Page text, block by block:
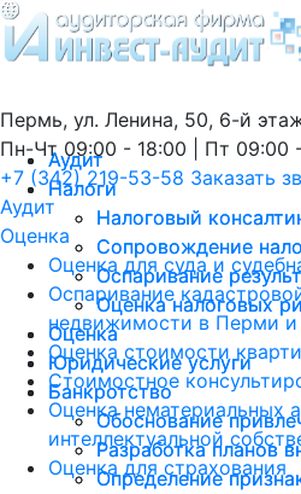
Пермь, ул. Ленина, 50, 6-й
Пн-Чт 09:00 - 18:00 | Пт 09:00
+7 (342) 219-53-58 Заказать
Аудит
Оценка
Оценка для суда и
Оспаривание
недвижимости в Перми
Оценка стоимости
Стоимостное
Оценка нематериальных
интеллектуальной
Оценка для страхования
Аудит
Налоги
Налоговый
Сопровождение
Оспаривание
Оценка налоговых
Оценка
Юридические услуги
Банкротство
Обоснование
Разработка планов
Определение
Аудит
Налоги
Налоговый
Сопровождение
Оспаривание
Оценка налоговых
Оценка
Юридические услуги
Банкротство
Обоснование
Разработка планов
Определение